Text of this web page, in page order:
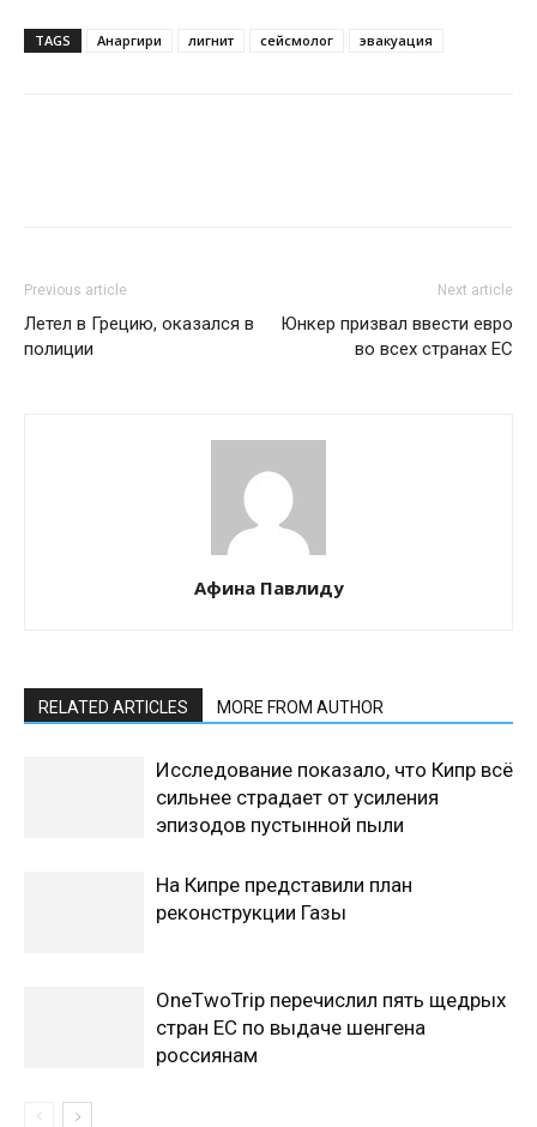
TAGS Анаргири лигнит сейсмолог эвакуация
Previous article
Летел в Грецию, оказался в
полиции
Next article
Юнкер призвал ввести евро
во всех странах ЕС
Афина Павлиду
RELATED ARTICLES MORE FROM AUTHOR
Исследование показало, что Кипр всё
сильнее страдает от усиления
эпизодов пустынной пыли
На Кипре представили план
реконструкции Газы
OneTwoTrip перечислил пять щедрых
стран ЕС по выдаче шенгена
россиянам